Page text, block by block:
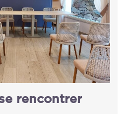
rencontrer